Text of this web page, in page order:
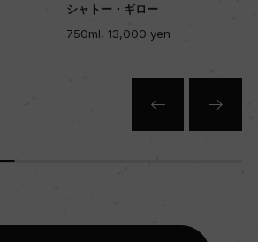
シャトー・ギロー
750ml, 13,000 yen